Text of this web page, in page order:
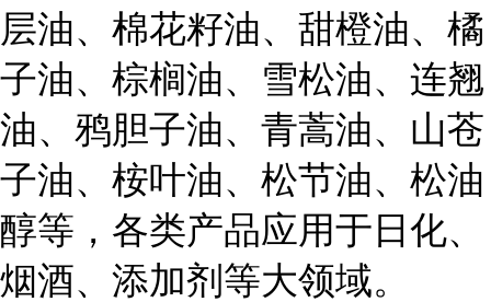
层油、棉花籽油、甜橙油、橘
子油、棕榈油、雪松油、连翘
油、鸦胆子油、青蒿油、山苍
子油、桉叶油、松节油、松油
醇等，各类产品应用于日化、
烟酒、添加剂等大领域。